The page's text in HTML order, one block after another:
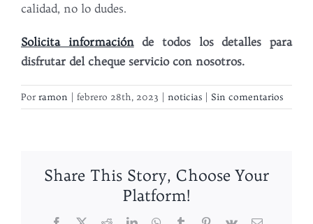
calidad, no lo dudes.
Solicita informaciónde todos los detalles para
disfrutar del cheque servicio con nosotros.
Porramon | febrero 28th, 2023 | noticias | Sin comentarios
Share This Story, Choose Your
Platform!